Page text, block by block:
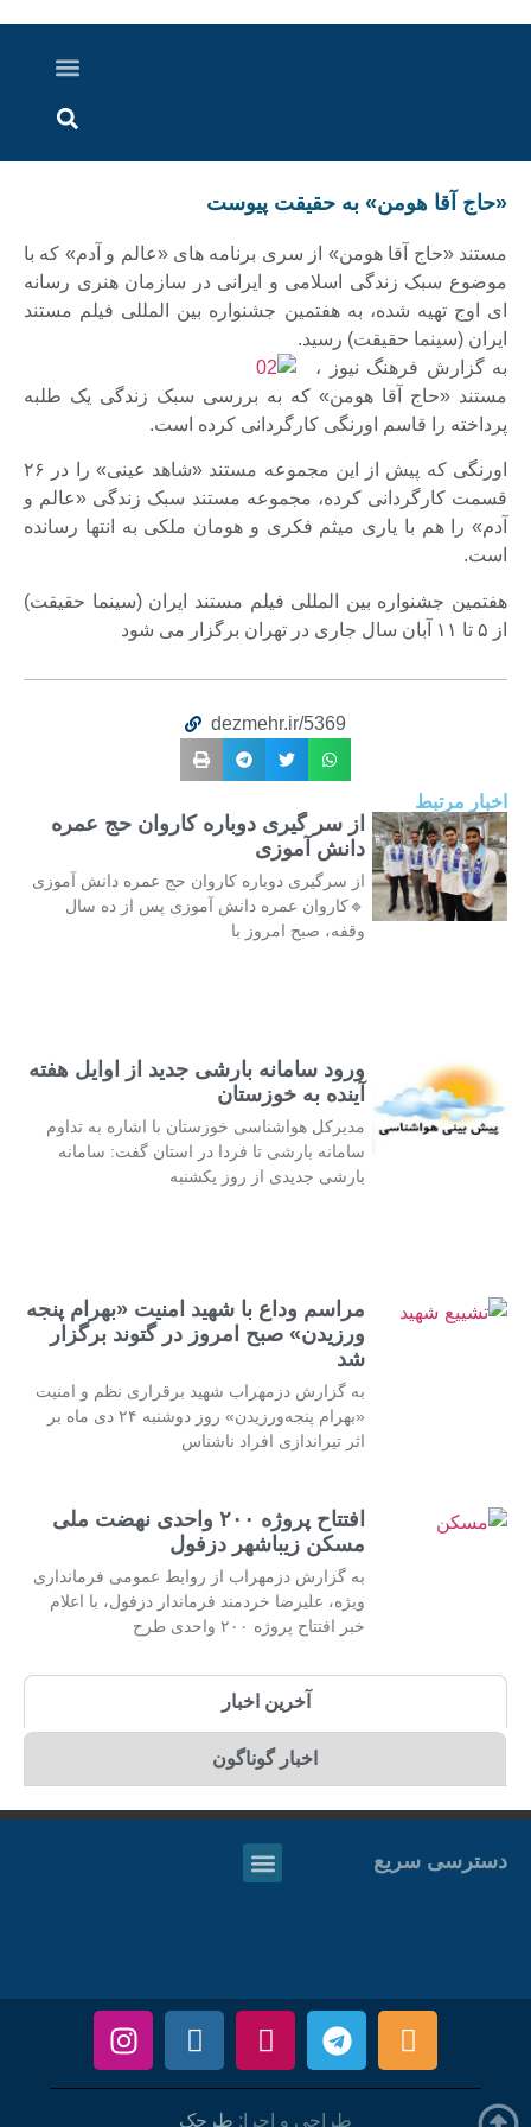
«حاج آقا هومن» به حقیقت پیوست
مستند «حاج آقا هومن» از سری برنامه های «عالم و آدم» که با
موضوع سبک زندگی اسلامی و ایرانی در سازمان هنری رسانه
ای اوج تهیه شده، به هفتمین جشنواره بین المللی فیلم مستند
ایران (سینما حقیقت) رسید.
به گزارش فرهنگ نیوز ،
مستند «حاج آقا هومن» که به بررسی سبک زندگی یک طلبه
پرداخته را قاسم اورنگی کارگردانی کرده است.
اورنگی که پیش از این مجموعه مستند «شاهد عینی» را در ۲۶
قسمت کارگردانی کرده، مجموعه مستند سبک زندگی «عالم و
آدم» را هم با یاری میثم فکری و هومان ملکی به انتها رسانده
است.
هفتمین جشنواره بین المللی فیلم مستند ایران (سینما حقیقت)
از ۵ تا ۱۱ آبان سال جاری در تهران برگزار می شود
dezmehr.ir/5369
اخبار مرتبط
از سر گیری دوباره کاروان حج عمره
دانش آموزی
از سرگیری دوباره کاروان حج عمره دانش آموزی
🔹کاروان عمره دانش آموزی پس از ده سال
وقفه، صبح امروز با
ورود سامانه بارشی جدید از اوایل هفته
آینده به خوزستان
مدیرکل هواشناسی خوزستان با اشاره به تداوم
سامانه بارشی تا فردا در استان گفت: سامانه
بارشی جدیدی از روز یکشنبه
مراسم وداع با شهید امنیت «بهرام پنجه
ورزیدن» صبح امروز در گتوند برگزار
شد
به گزارش دزمهراب شهید برقراری نظم و امنیت
«بهرام پنجه‌ورزیدن» روز دوشنبه ۲۴ دی ماه بر
اثر تیراندازی افراد ناشناس
افتتاح پروژه ۲۰۰ واحدی نهضت ملی
مسکن زیباشهر دزفول
به گزارش دزمهراب از روابط عمومی فرمانداری
ویژه، علیرضا خردمند فرماندار دزفول، با اعلام
خبر افتتاح پروژه ۲۰۰ واحدی طرح
آخرین اخبار
اخبار گوناگون
دسترسی سریع
طراحی و اجرا: طرحک